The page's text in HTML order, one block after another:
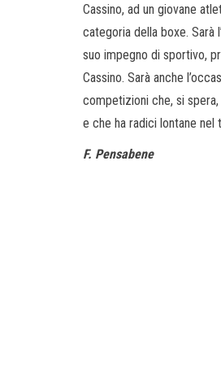
Cassino, ad un giovane
categoria della boxe. Sarà
suo impegno di sportivo,
Cassino. Sarà anche
competizioni che, si
e che ha radici lontane nel
F. Pensabene